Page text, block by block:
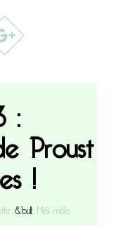
:
Proust
!
&bull; Méli mélo